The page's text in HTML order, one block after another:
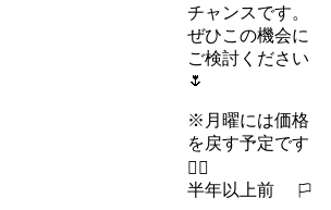
チャンスです。
ぜひこの機会に
ご検討ください
🌷
※月曜には価格
を戻す予定です
🙇‍♀️
半年以上前
報告する